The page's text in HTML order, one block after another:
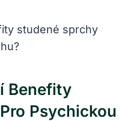
Benefity
Psychickou